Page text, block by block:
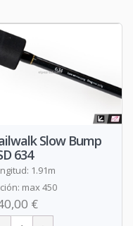
Slow Bump
634
1.91m
max 450
€